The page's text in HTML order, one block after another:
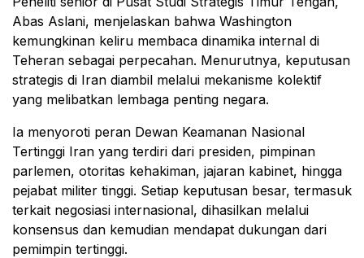
Abas Aslani, menjelaskan bahwa Washington
kemungkinan keliru membaca dinamika internal di
Teheran sebagai perpecahan. Menurutnya, keputusan
strategis di Iran diambil melalui mekanisme kolektif
yang melibatkan lembaga penting negara.
Ia menyoroti peran Dewan Keamanan Nasional
Tertinggi Iran yang terdiri dari presiden, pimpinan
parlemen, otoritas kehakiman, jajaran kabinet, hingga
pejabat militer tinggi. Setiap keputusan besar, termasuk
terkait negosiasi internasional, dihasilkan melalui
konsensus dan kemudian mendapat dukungan dari
pemimpin tertinggi.